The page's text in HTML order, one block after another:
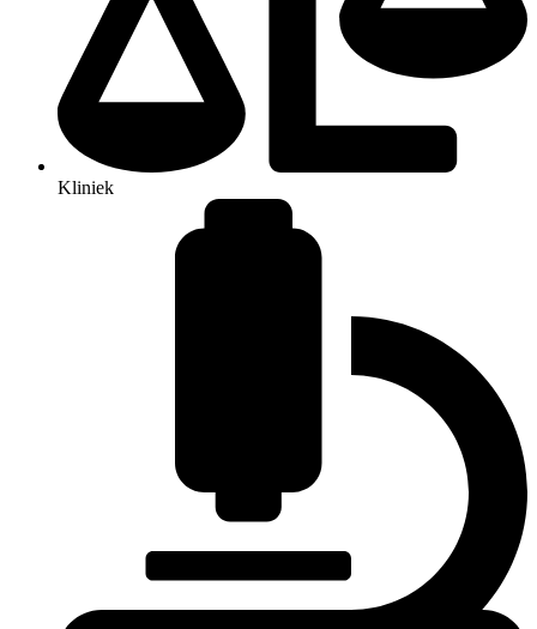
Kliniek